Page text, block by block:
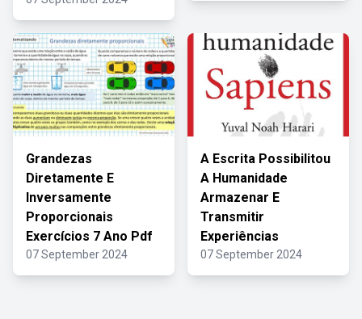
Grandezas
Diretamente E
Inversamente
Proporcionais
Exercícios 7 Ano Pdf
07 September 2024
A Escrita Possibilitou
A Humanidade
Armazenar E
Transmitir
Experiências
07 September 2024